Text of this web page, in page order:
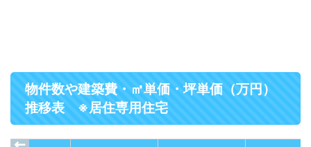
物件数や建築費・㎡単価・坪単価（万円）
推移表 ※居住専用住宅